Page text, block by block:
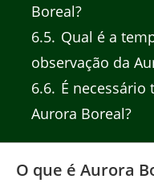
Boreal?
6.5 Qual é a
observação da
6.6 É necessário
Aurora Boreal?
O que é Aurora